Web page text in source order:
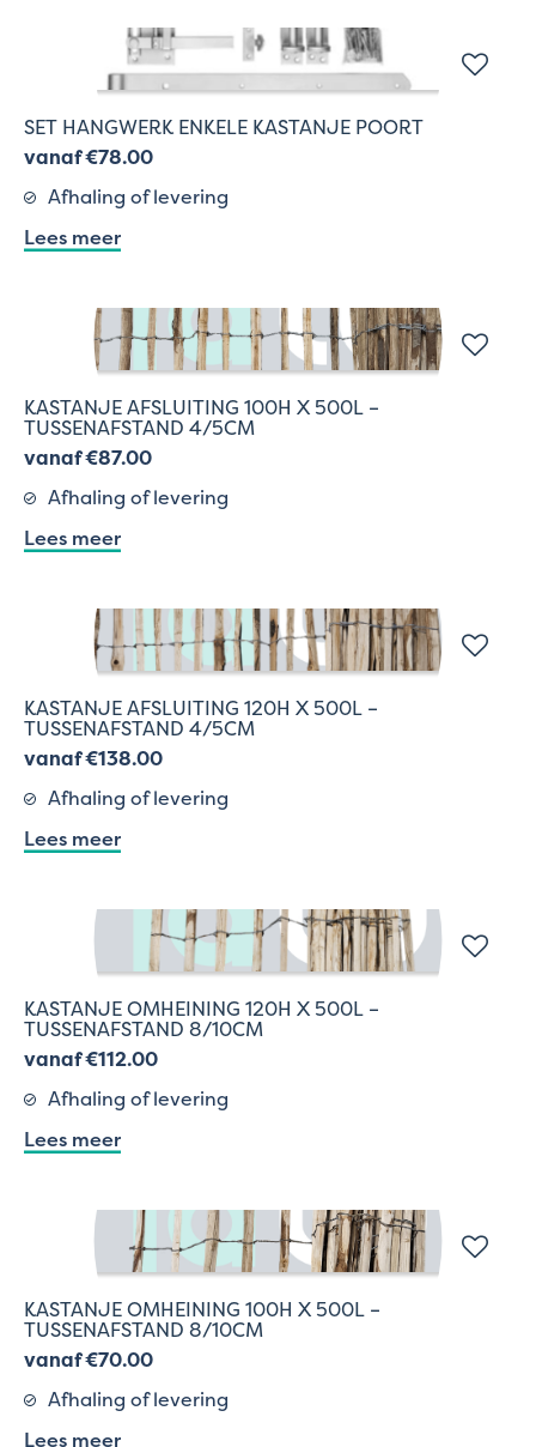
SET HANGWERK ENKELE KASTANJE POORT
vanaf €78.00
Afhaling of levering
Lees meer
KASTANJE AFSLUITING 100H X 500L –
TUSSENAFSTAND 4/5CM
vanaf €87.00
Afhaling of levering
Lees meer
KASTANJE AFSLUITING 120H X 500L –
TUSSENAFSTAND 4/5CM
vanaf €138.00
Afhaling of levering
Lees meer
KASTANJE OMHEINING 120H X 500L –
TUSSENAFSTAND 8/10CM
vanaf €112.00
Afhaling of levering
Lees meer
KASTANJE OMHEINING 100H X 500L –
TUSSENAFSTAND 8/10CM
vanaf €70.00
Afhaling of levering
Lees meer